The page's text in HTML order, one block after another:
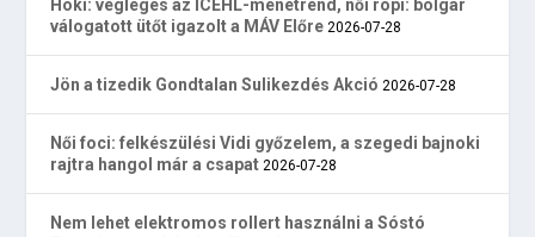
Hoki: végleges az ICEHL-menetrend, női röpi: bolgár
válogatott ütőt igazolt a MÁV Előre 2026-07-28
Jön a tizedik Gondtalan Sulikezdés Akció 2026-07-28
Női foci: felkészülési Vidi győzelem, a szegedi bajnoki
rajtra hangol már a csapat 2026-07-28
Nem lehet elektromos rollert használni a Sóstó